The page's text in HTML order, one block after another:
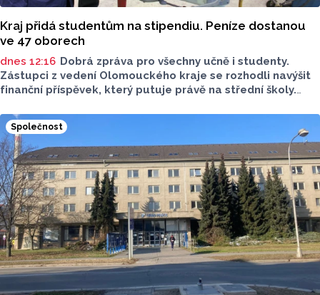
Kraj přidá studentům na stipendiu. Peníze dostanou
ve 47 oborech
dnes 12:16 Dobrá zpráva pro všechny učně i studenty.
Zástupci z vedení Olomouckého kraje se rozhodli navýšit
finanční příspěvek, který putuje právě na střední školy.
několik podmínek.
Společnost